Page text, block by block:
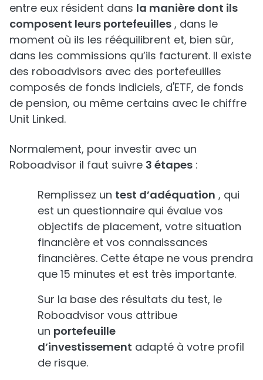
entre eux résident dans la manière dont ils
composent leurs portefeuilles , dans le
moment où ils les rééquilibrent et, bien sûr,
dans les commissions qu’ils facturent. Il existe
des roboadvisors avec des portefeuilles
composés de fonds indiciels, d'ETF, de fonds
de pension, ou même certains avec le chiffre
Unit Linked.
Normalement, pour investir avec un
Roboadvisor il faut suivre 3 étapes :
Remplissez un test d’adéquation , qui
est un questionnaire qui évalue vos
objectifs de placement, votre situation
financière et vos connaissances
financières. Cette étape ne vous prendra
que 15 minutes et est très importante.
Sur la base des résultats du test, le
Roboadvisor vous attribue
un portefeuille
d’investissement adapté à votre profil
de risque.